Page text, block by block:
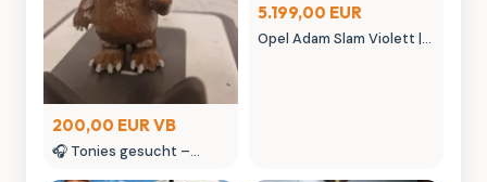
200,00 EUR VB
🎧 Tonies gesucht –
5.199,00 EUR
Opel Adam Slam Violett |